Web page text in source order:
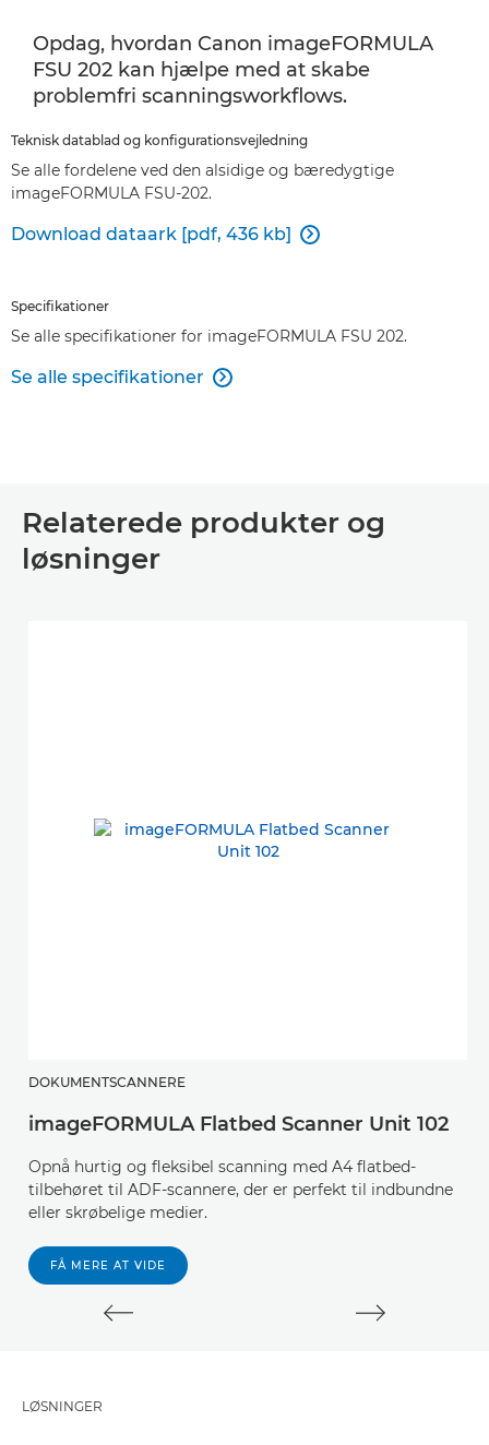
Opdag, hvordan Canon imageFORMULA
FSU 202 kan hjælpe med at skabe
problemfri scanningsworkflows.
Teknisk datablad og konfigurationsvejledning
Se alle fordelene ved den alsidige og bæredygtige
imageFORMULA FSU-202.
Download dataark [pdf, 436 kb] 
Specifikationer
Se alle specifikationer for imageFORMULA FSU 202.
Se alle specifikationer 
Relaterede produkter og
løsninger
DOKUMENTSCANNERE
imageFORMULA Flatbed Scanner Unit 102
Opnå hurtig og fleksibel scanning med A4 flatbed-
tilbehøret til ADF-scannere, der er perfekt til indbundne
eller skrøbelige medier.
FÅ MERE AT VIDE
LØSNINGER